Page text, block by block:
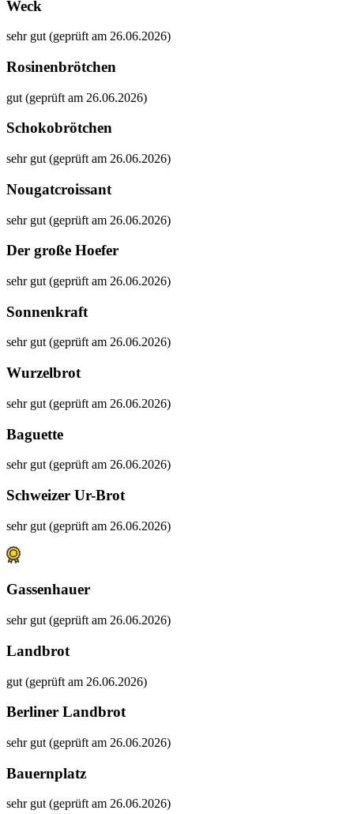
Weck
sehr gut (geprüft am 26.06.2026)
Rosinenbrötchen
gut (geprüft am 26.06.2026)
Schokobrötchen
sehr gut (geprüft am 26.06.2026)
Nougatcroissant
sehr gut (geprüft am 26.06.2026)
Der große Hoefer
sehr gut (geprüft am 26.06.2026)
Sonnenkraft
sehr gut (geprüft am 26.06.2026)
Wurzelbrot
sehr gut (geprüft am 26.06.2026)
Baguette
sehr gut (geprüft am 26.06.2026)
Schweizer Ur-Brot
sehr gut (geprüft am 26.06.2026)
Gassenhauer
sehr gut (geprüft am 26.06.2026)
Landbrot
gut (geprüft am 26.06.2026)
Berliner Landbrot
sehr gut (geprüft am 26.06.2026)
Bauernplatz
sehr gut (geprüft am 26.06.2026)